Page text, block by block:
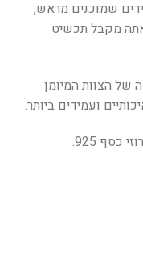
שמוכנים מראש,
מקבל תכשיט
הצוות המיומן
ועמידים ביותר.